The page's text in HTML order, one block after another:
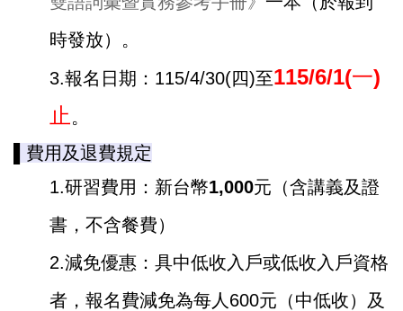
時發放）。
3.報名日期：115/4/30(四)至115/6/1(一)
止 。
費用及退費規定
1.研習費用：新台幣1,000元 （含講義及證
書，不含餐費）
2.減免優惠：具中低收入戶或低收入戶資格
者，報名費減免為每人600元（中低收）及